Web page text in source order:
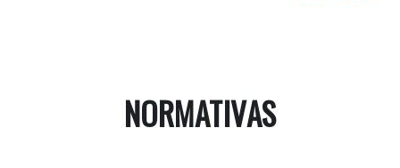
NORMATIVAS